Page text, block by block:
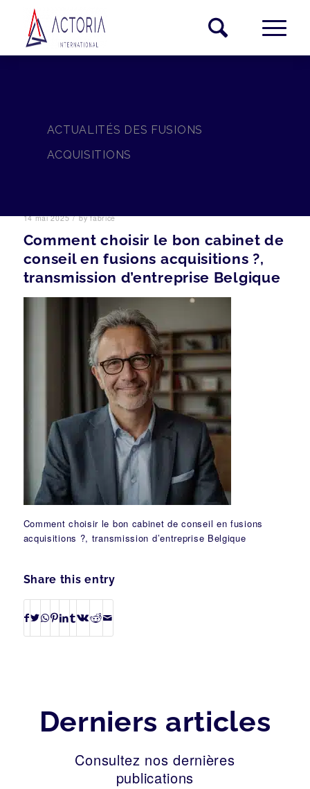
ACTUALITÉS DES FUSIONS
ACQUISITIONS
14 mai 2025 / byfabrice
Comment choisir le bon cabinet de
conseil en fusions acquisitions ?,
transmission d’entreprise Belgique
Comment choisir le bon cabinet de conseil en fusions
acquisitions ?, transmission d’entreprise Belgique
Share this entry
Derniers articles
Consultez nos dernières
publications